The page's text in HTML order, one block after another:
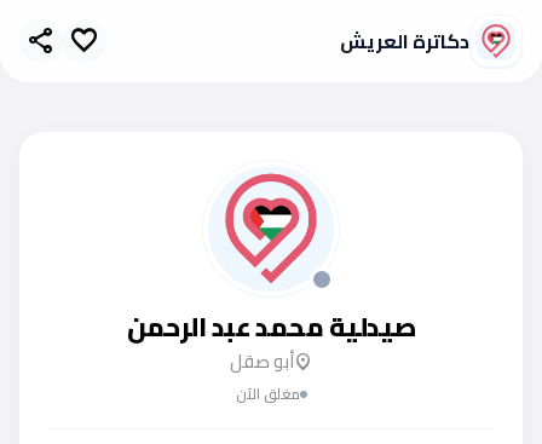
دكاترة العريش favorite
share
صيدلية محمد عبد الرحمن
location_onأبو صقل
مغلق الآن